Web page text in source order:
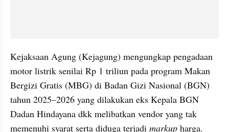
Kejaksaan Agung (Kejagung) mengungkap pengadaan
motor listrik senilai Rp 1 triliun pada program Makan
Bergizi Gratis (MBG) di Badan Gizi Nasional (BGN)
tahun 2025–2026 yang dilakukan eks Kepala BGN
Dadan Hindayana dkk melibatkan vendor yang tak
memenuhi syarat serta diduga terjadi markup harga.